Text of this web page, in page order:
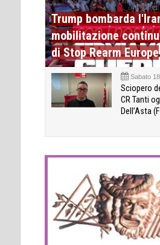
Trump bombarda
mobilitazione
di Stop Rearm Europe
Sabato
Sciopero
CR Tanti
Dell’Asta